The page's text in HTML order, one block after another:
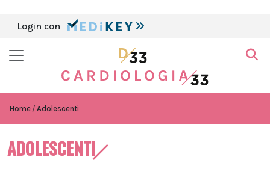
Login con
Home Adolescenti
ADOLESCENTI